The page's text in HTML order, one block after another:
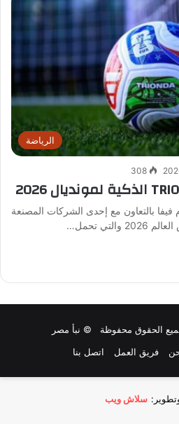
الرياضة
308
فيفا بالتعاون مع إحدى الشركات المصنعة
تحمل…
فريق العمل اتصل بنا
سلاش ويب